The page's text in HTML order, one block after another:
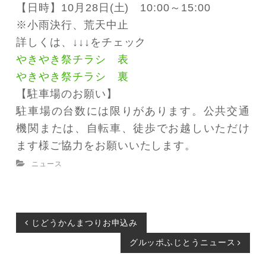
アクセス
よくある質問
お問い合わせ
【日時】10月28日(土) 10:00～15:00
※小雨決行、荒天中止
詳しくは、↓↓↓をチェック
やきやき祭チラシ 表
やきやき祭チラシ 裏
【駐車場のお願い】
駐車場の台数には限りがあります。公共交通
機関または、自転車、徒歩でお越しいただけ
ます様ご協力をお願いいたします。
ニュース
投じどうかんまつりお申込み
グルッポふじとうニュース